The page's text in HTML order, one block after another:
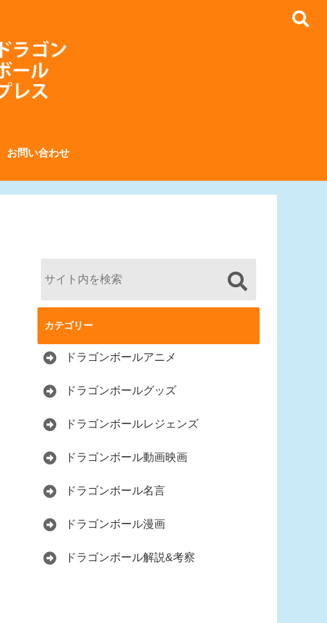
お問い合わせ
カテゴリー
ドラゴンボールアニメ
ドラゴンボールグッズ
ドラゴンボールレジェンズ
ドラゴンボール動画映画
ドラゴンボール名言
ドラゴンボール漫画
ドラゴンボール解説&考察